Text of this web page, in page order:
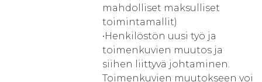
mahdolliset maksulliset
toimintamallit)
•Henkilöstön uusi työ ja
toimenkuvien muutos ja
siihen liittyvä johtaminen.
Toimenkuvien muutokseen voi